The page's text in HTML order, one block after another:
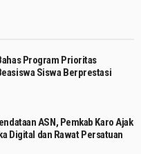
Program Prioritas
Siswa Berprestasi
ASN, Pemkab Karo Ajak
Digital dan Rawat Persatuan